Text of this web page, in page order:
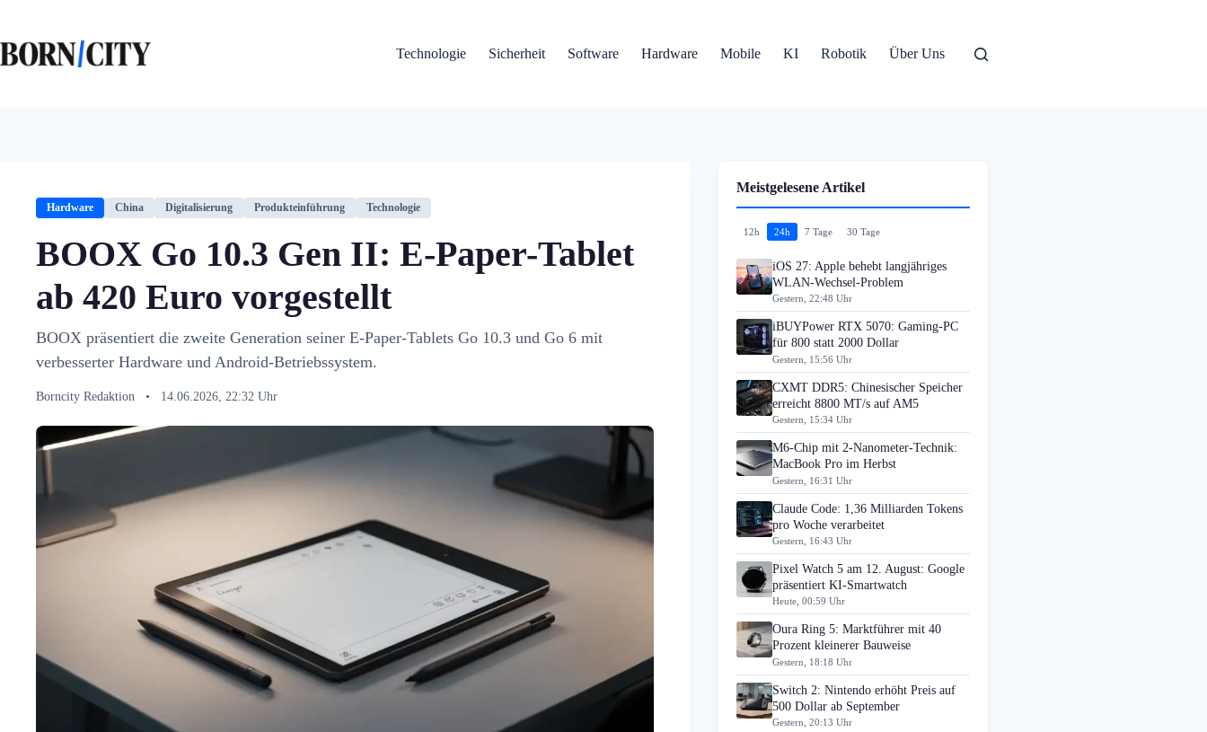
springen
Technologie
Sicherheit Software Hardware Mobile KI Robotik Über Uns
Hardware China Digitalisierung Produkteinführung Technologie
BOOX Go 10.3 Gen II: E-Paper-Tablet
ab 420 Euro vorgestellt
BOOX präsentiert die zweite Generation seiner E-Paper-Tablets Go 10.3 und Go 6 mit
verbesserter Hardware und Android-Betriebssystem.
Borncity Redaktion • 14.06.2026, 22:32 Uhr
Meistgelesene Artikel
12h 24h 7 Tage 30 Tage
iOS 27: Apple behebt langjähriges
WLAN-Wechsel-Problem
Gestern, 22:48 Uhr
iBUYPower RTX 5070: Gaming-PC
für 800 statt 2000 Dollar
Gestern, 15:56 Uhr
CXMT DDR5: Chinesischer Speicher
erreicht 8800 MT/s auf AM5
Gestern, 15:34 Uhr
M6-Chip mit 2-Nanometer-Technik:
MacBook Pro im Herbst
Gestern, 16:31 Uhr
Claude Code: 1,36 Milliarden Tokens
pro Woche verarbeitet
Gestern, 16:43 Uhr
Pixel Watch 5 am 12. August: Google
präsentiert KI-Smartwatch
Heute, 00:59 Uhr
Oura Ring 5: Marktführer mit 40
Prozent kleinerer Bauweise
Gestern, 18:18 Uhr
Switch 2: Nintendo erhöht Preis auf
500 Dollar ab September
Gestern, 20:13 Uhr